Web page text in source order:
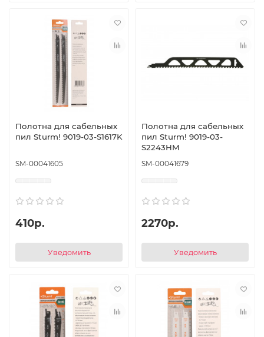
Полотна для сабельных
пил Sturm! 9019-03-S1617K
SM-00041605
410р.
Уведомить
Полотна для сабельных
пил Sturm! 9019-03-
S2243HM
SM-00041679
2270р.
Уведомить